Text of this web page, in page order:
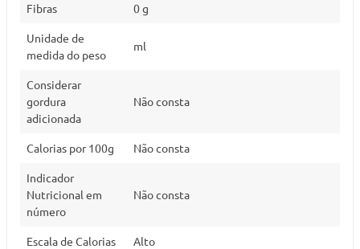
Fibras 0 g
Unidade de
medida do peso
ml
Considerar
gordura
adicionada
Não consta
Calorias por 100g Não consta
Indicador
Nutricional em
número
Não consta
Escala de Calorias Alto